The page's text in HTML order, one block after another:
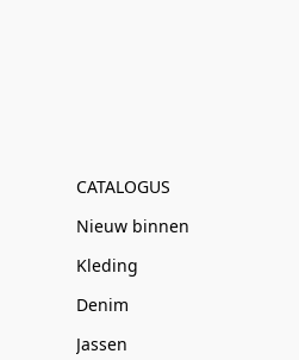
CATALOGUS
Nieuw binnen
Kleding
Denim
Jassen